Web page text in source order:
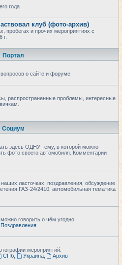
года
клуб (фото-архив)
пробегах и прочих мероприятиях с
г.
Портал
о сайте и форуме
распространенные проблемы, интересные
Социум
здесь ОДНУ тему, в которой можно
фото своего автомобиля. Комментарии
ласточках, поздравления, обсуждение
ГАЗ-24/2410, автомобильная тематика
говорить о чём угодно.
Поздравления
мероприятий.
СПб, Украина,
Архив